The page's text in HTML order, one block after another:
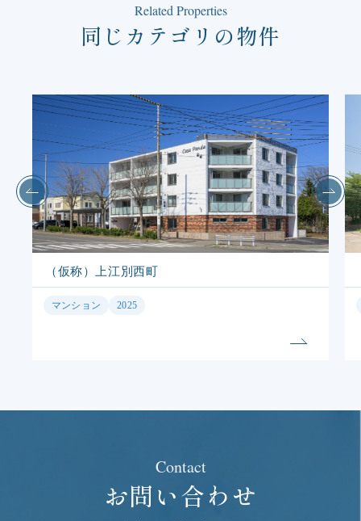
Related Properties
同じカテゴリの物件
（仮称）平岸3条18丁目B棟
マンション 2025
Contact
お問い合わせ